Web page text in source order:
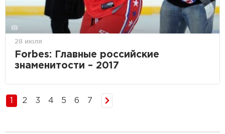
28 июля
Forbes: Главные российские
знаменитости – 2017
2 3 4 5 6 7